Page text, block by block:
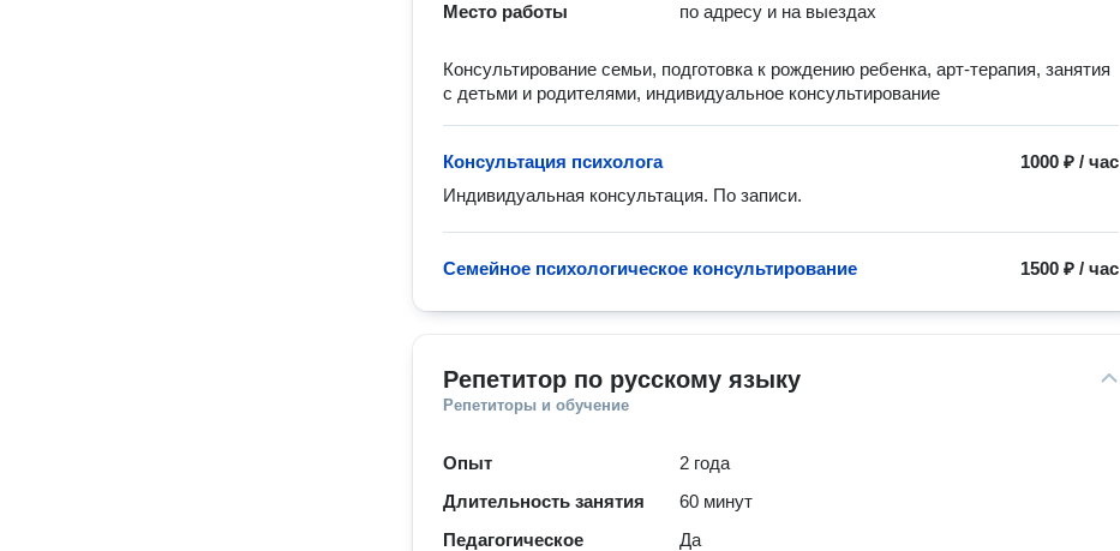
Место работы
по адресу и на выездах
Консультирование семьи, подготовка к рождению ребенка, арт-терапия, занятия
с детьми и родителями, индивидуальное консультирование
1000 ₽ /час
Консультация психолога
Индивидуальная консультация. По записи.
1500 ₽ /час
Семейное психологическое консультирование
Репетитор по русскому языку
Репетиторы и обучение
Опыт
2 года
Длительность занятия
60 минут
Педагогическое
Да